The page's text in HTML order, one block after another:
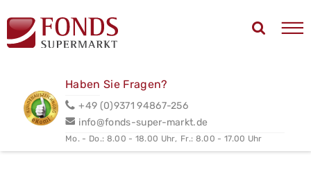
Haben Sie Fragen?
+49 (0)9371 94867-256
info@fonds-super-markt.de
Mo. - Do.: 8.00 - 18.00 Uhr, Fr.: 8.00 - 17.00 Uhr